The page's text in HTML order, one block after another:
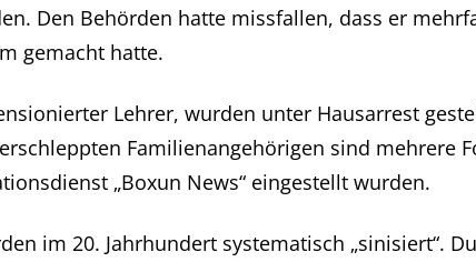
Den Behörden hatte missfallen, dass er
gemacht hatte.
Lehrer, wurden unter Hausarrest
Familienangehörigen sind mehrere
„Boxun News“ eingestellt wurden.
im 20. Jahrhundert systematisch „sinisiert“.